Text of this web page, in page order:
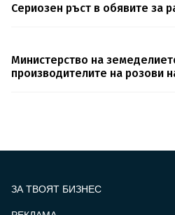
Сериозен ръст в обявите за
Министерство на
производителите на розови
ЗА ТВОЯТ БИЗНЕС